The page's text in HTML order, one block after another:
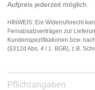
Aufpreis jederzeit möglich.
HINWEIS: Ein Widerrufsrecht
Fernabsatzverträgen zur
Kundenspezifikationen bzw.
(§312d Abs. 4 / 1. BGB), z.B.
Pflichtangaben